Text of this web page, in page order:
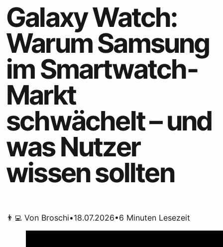
Galaxy Watch:
Warum Samsung
im Smartwatch-
Markt
schwächelt – und
was Nutzer
wissen sollten
👨‍💻 Von Broschi•18.07.2026•6 Minuten Lesezeit